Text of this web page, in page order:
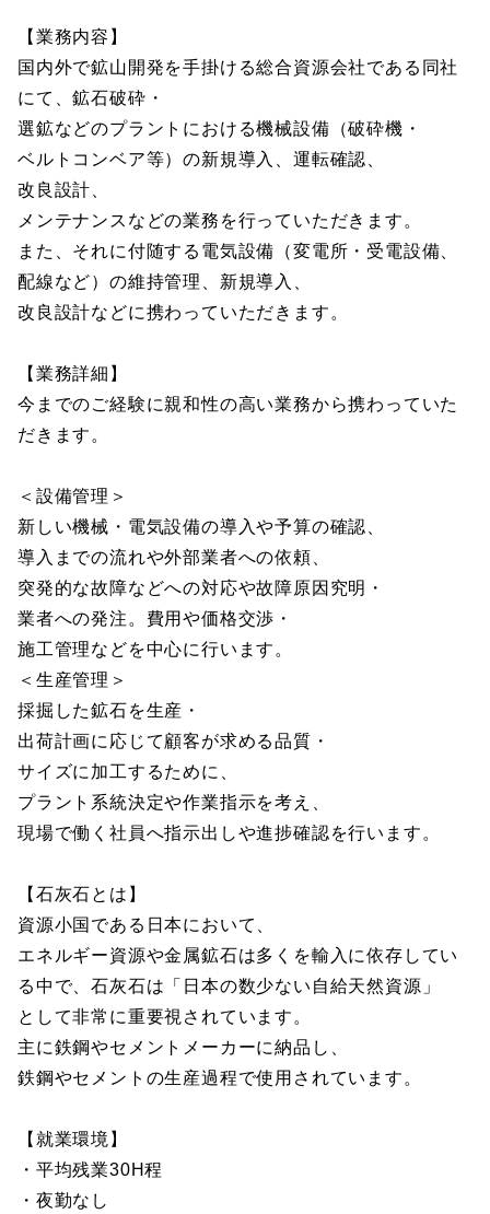
【業務内容】
国内外で鉱山開発を手掛ける総合資源会社である同社
にて、鉱石破砕・
選鉱などのプラントにおける機械設備（破砕機・
ベルトコンベア等）の新規導入、運転確認、
改良設計、
メンテナンスなどの業務を行っていただきます。
また、それに付随する電気設備（変電所・受電設備、
配線など）の維持管理、新規導入、
改良設計などに携わっていただきます。
【業務詳細】
今までのご経験に親和性の高い業務から携わっていた
だきます。
＜設備管理＞
新しい機械・電気設備の導入や予算の確認、
導入までの流れや外部業者への依頼、
突発的な故障などへの対応や故障原因究明・
業者への発注。費用や価格交渉・
施工管理などを中心に行います。
＜生産管理＞
採掘した鉱石を生産・
出荷計画に応じて顧客が求める品質・
サイズに加工するために、
プラント系統決定や作業指示を考え、
現場で働く社員へ指示出しや進捗確認を行います。
【石灰石とは】
資源小国である日本において、
エネルギー資源や金属鉱石は多くを輸入に依存してい
る中で、石灰石は「日本の数少ない自給天然資源」
として非常に重要視されています。
主に鉄鋼やセメントメーカーに納品し、
鉄鋼やセメントの生産過程で使用されています。
【就業環境】
・平均残業30H程
・夜勤なし